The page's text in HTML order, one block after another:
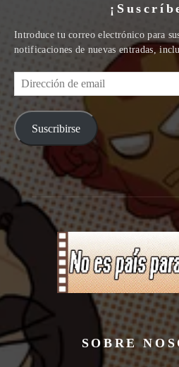
Introduce tu correo electrónico para
notificaciones de nuevas entradas,
Dirección
de
email
Suscribirse
SOBRE